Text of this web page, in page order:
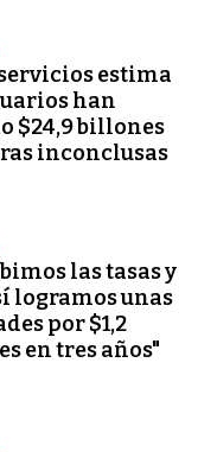
estima
han
$24,9 billones
inconclusas
las tasas y
logramos unas
por $1,2
en tres años"